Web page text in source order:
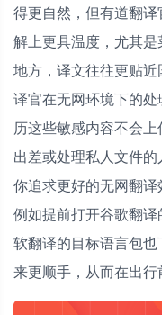
得更自然，但有道翻
解上更具温度，尤其
地方，译文往往更贴
译官在无网环境下的
历这些敏感内容不会
出差或处理私人文件
你追求更好的无网翻译
例如提前打开谷歌翻
软翻译的目标语言包
来更顺手，从而在出行